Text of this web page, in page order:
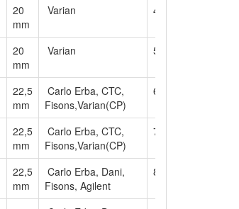
20
mm
Varian 4
20
mm
Varian 5
22,5
mm
Carlo Erba, CTC,
Fisons,Varian(CP)
6
22,5
mm
Carlo Erba, CTC,
Fisons,Varian(CP)
7
22,5
mm
Carlo Erba, Dani,
Fisons, Agilent
8